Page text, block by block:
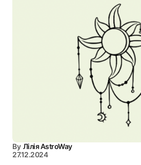
By Лілія AstroWay
27.12.2024